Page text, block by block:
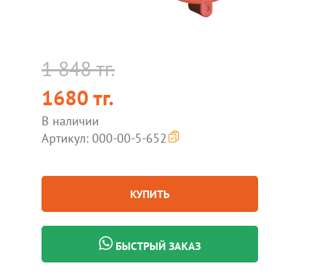
1 848 тг.
1680 тг.
В наличии
Артикул: 000-00-5-652
КУПИТЬ
БЫСТРЫЙ ЗАКАЗ